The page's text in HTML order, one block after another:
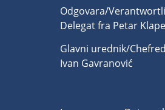
Odgovara/
Delegat fra Petar
Glavni urednik/
Ivan Gavranović